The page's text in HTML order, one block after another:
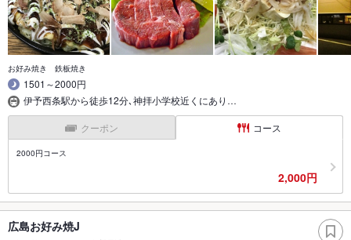
お好み焼き 鉄板焼き
1501～2000円
伊予西条駅から徒歩12分､神拝小学校近くにあり…
クーポン コース
2000円コース
2,000円
広島お好み焼J